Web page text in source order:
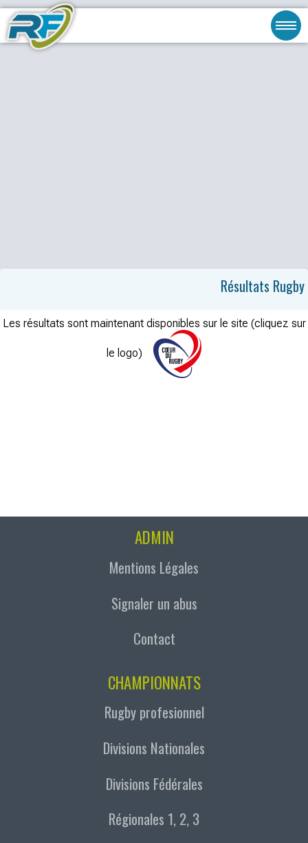
Résultats Rugby
Les résultats sont maintenant disponibles sur le site (cliquez sur
le logo)
ADMIN
Mentions Légales
Signaler un abus
Contact
CHAMPIONNATS
Rugby profesionnel
Divisions Nationales
Divisions Fédérales
Régionales 1, 2, 3